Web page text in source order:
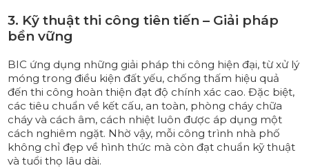
3. Kỹ thuật thi công tiên tiến – Giải pháp
bền vững
BIC ứng dụng những giải pháp thi công hiện đại, từ xử lý
móng trong điều kiện đất yếu, chống thấm hiệu quả
đến thi công hoàn thiện đạt độ chính xác cao. Đặc biệt,
các tiêu chuẩn về kết cấu, an toàn, phòng cháy chữa
cháy và cách âm, cách nhiệt luôn được áp dụng một
cách nghiêm ngặt. Nhờ vậy, mỗi công trình nhà phố
không chỉ đẹp về hình thức mà còn đạt chuẩn kỹ thuật
và tuổi thọ lâu dài.